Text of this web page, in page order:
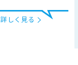
詳しく見る